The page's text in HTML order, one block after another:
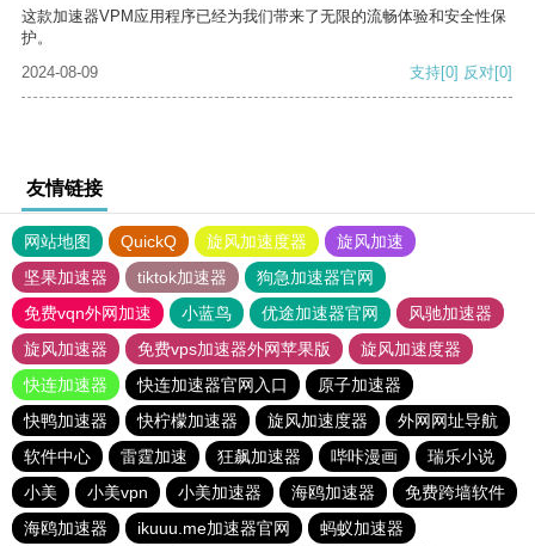
这款加速器VPM应用程序已经为我们带来了无限的流畅体验和安全性保
护。
2024-08-09
支持[0] 反对[0]
友情链接
网站地图 QuickQ 旋风加速度器
旋风加速
坚果加速器
tiktok加速器
狗急加速器官网
免费vqn外网加速
小蓝鸟 优途加速器官网
风驰加速器
旋风加速器
免费vps加速器外网苹果版
旋风加速度器
快连加速器
快连加速器官网入口
原子加速器
快鸭加速器
快柠檬加速器 旋风加速度器
外网网址导航
软件中心
雷霆加速 狂飙加速器 哔咔漫画
瑞乐小说
小美
小美vpn 小美加速器 海鸥加速器
免费跨墙软件
海鸥加速器
ikuuu.me加速器官网
蚂蚁加速器